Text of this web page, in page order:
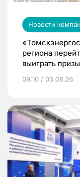
Новости
региона
выиграть призы
09:10 / 03.08.26